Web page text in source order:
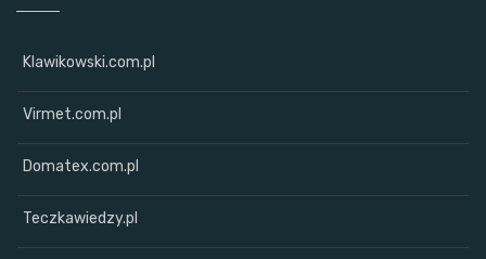
Klawikowski.com.pl
Virmet.com.pl
Domatex.com.pl
Teczkawiedzy.pl